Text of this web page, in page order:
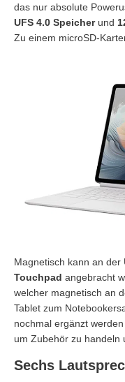
das nur absolute
UFS 4.0 Speicherund
Zu einem microSD-
Magnetisch kann an der
Touchpad angebracht
welcher magnetisch an
Tablet zum
nochmal ergänzt
um Zubehör zu handeln
Sechs